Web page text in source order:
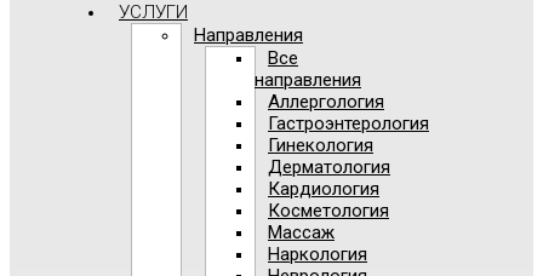
УСЛУГИ
Направления
Все
направления
Аллергология
Гастроэнтерология
Гинекология
Дерматология
Кардиология
Косметология
Массаж
Наркология